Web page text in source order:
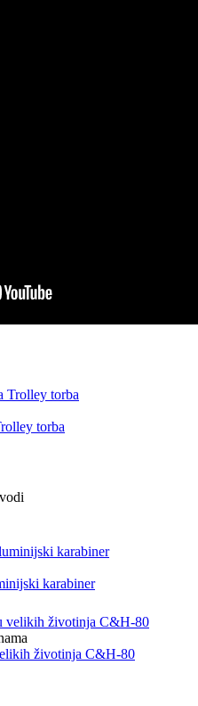
torba
karabiner
životinja C&H-80